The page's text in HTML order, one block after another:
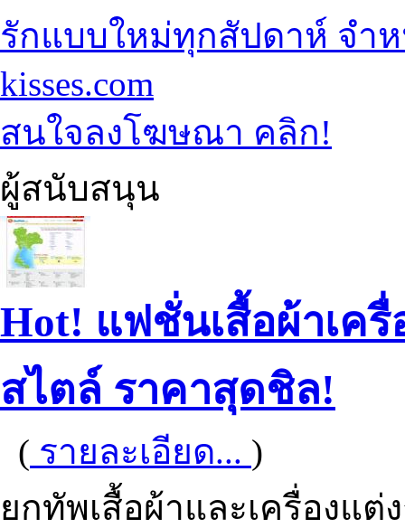
รักแบบใหม่ทุกสัปดาห์ จำ
kisses.com
สนใจลงโฆษณา คลิก!
ผู้สนับสนุน
Hot! แฟชั่นเสื้อผ้าเค
สไตล์ ราคาสุดชิล!
( รายละเอียด... )
ยกทัพเสื้อผ้าและเครื่องแ